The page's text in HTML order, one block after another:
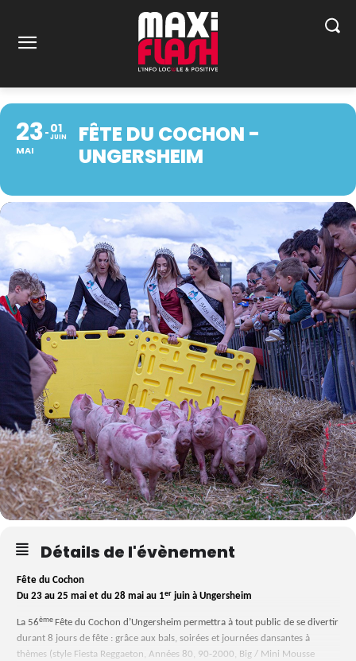
23
MAI
01
JUIN
FÊTE DU COCHON -
UNGERSHEIM
Détails de l'évènement
Fête du Cochon
Du 23 au 25 mai et du 28 mai au 1er juin à Ungersheim
La 56ème Fête du Cochon d’Ungersheim permettra à tout public de se divertir
durant 8 jours de fête : grâce aux bals, soirées et journées dansantes à
thèmes (style Fiesta Reggaeton, Années 80, 90-2000, Big / Mini Mousse